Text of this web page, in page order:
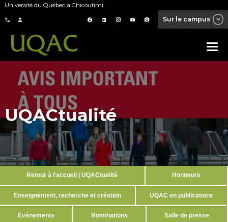
Université du Québec à Chicoutimi
Sur le campus
UQACtualité
Retour à l’accueil | UQACtualité Honneurs
Enseignement, recherche et création UQAC en publications
Événements Nominations Salle de presse